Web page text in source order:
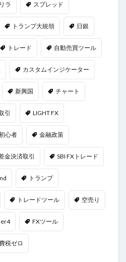
ラ スプレッド
トランプ大統領 日銀
トレード 自動売買ツール
カスタムインジケーター
新興国 チャート
引 LIGHT FX
心者 金融政策
金決済取引 SBI FXトレード
トランプ
トレードツール 空売り
FXツール
税ゼロ